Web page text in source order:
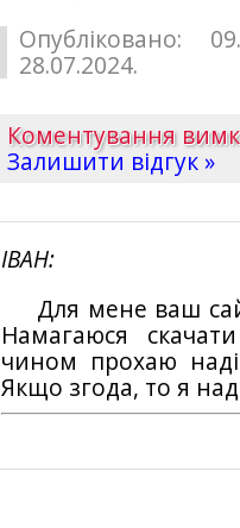
Опубліковано:
28.07.2024.
Коментування
Залишити відгук »
ІВАН
Для мене ваш
Намагаюся
чином прохаю
Якщо згода, то я